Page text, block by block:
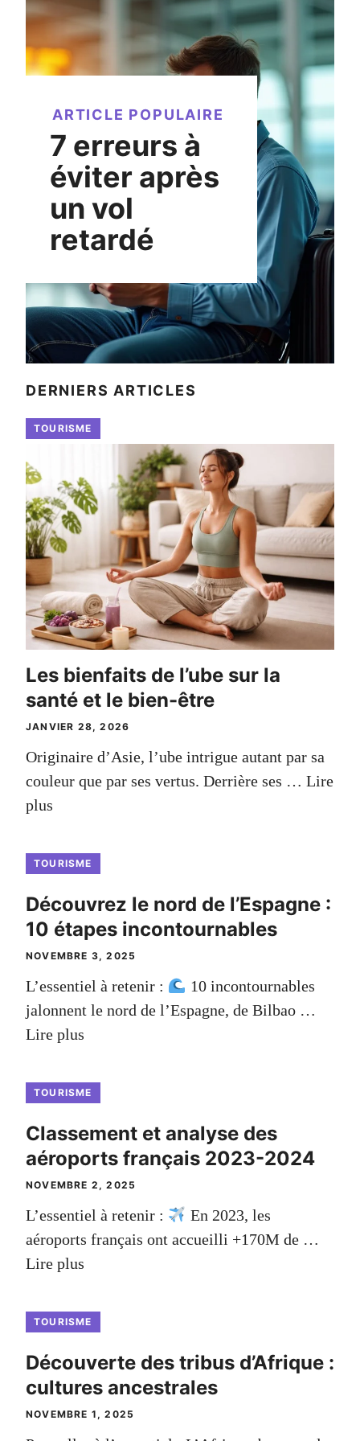
ARTICLE POPULAIRE
7 erreurs à
éviter après
un vol
retardé
DERNIERS ARTICLES
TOURISME
Les bienfaits de l’ube sur la
santé et le bien-être
JANVIER 28, 2026
Originaire d’Asie, l’ube intrigue autant par sa
couleur que par ses vertus. Derrière ses … Lire
plus
TOURISME
Découvrez le nord de l’Espagne :
10 étapes incontournables
NOVEMBRE 3, 2025
L’essentiel à retenir :
10 incontournables
jalonnent le nord de l’Espagne, de Bilbao …
Lire plus
TOURISME
Classement et analyse des
aéroports français 2023-2024
NOVEMBRE 2, 2025
L’essentiel à retenir :
En 2023, les
aéroports français ont accueilli +170M de …
Lire plus
TOURISME
Découverte des tribus d’Afrique :
cultures ancestrales
NOVEMBRE 1, 2025